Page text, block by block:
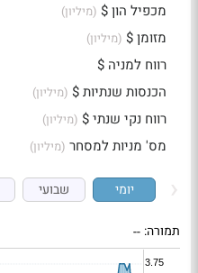
מכפיל הון $ (מיליון)
מזומן $ (מיליון)
רווח למניה $
הכנסות שנתיות $ (מיליון)
רווח נקי שנתי $ (מיליון)
מס' מניות למסחר (מיליון)
יומי שבועי
תמורה: --